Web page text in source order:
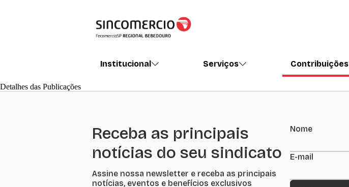
Institucional Serviços Contribuições
Detalhes das Publicações
Receba as principais
notícias do seu sindicato
Assine nossa newsletter e receba as principais
notícias, eventos e benefícios exclusivos
Nome
E-mail